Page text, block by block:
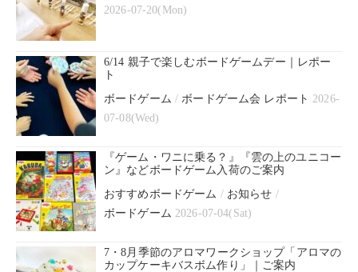
2026-07-20(Mon)
6/14 親子で楽しむボードゲームデー｜レポー
ト
ボードゲーム /ボードゲーム会 レポート 2026-
07-08(Wed)
『ゲーム・ワニに乗る？』『雲の上のユニコー
ン』などボードゲーム入荷のご案内
おすすめボードゲーム / お知らせ /
ボードゲーム 2026-07-04(Sat)
7・8月季節のアロマワークショップ「アロマの
カップケーキバスボム作り」｜ご案内